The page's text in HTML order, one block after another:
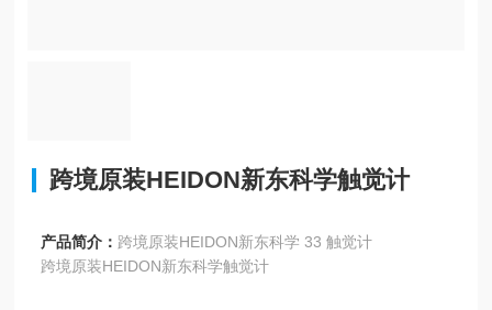
跨境原装HEIDON新东科学触觉计
产品简介：
跨境原装HEIDON新东科学 33 触觉计
跨境原装HEIDON新东科学触觉计